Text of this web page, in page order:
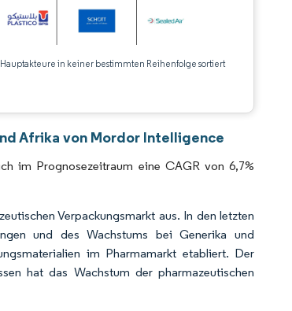
Hauptakteure in keiner bestimmten Reihenfolge sortiert
Afrika von Mordor Intelligence
im Prognosezeitraum eine CAGR von 6,7%
Verpackungsmarkt aus. In den letzten
und des Wachstums bei Generika und
im Pharmamarkt etabliert. Der
hat das Wachstum der pharmazeutischen